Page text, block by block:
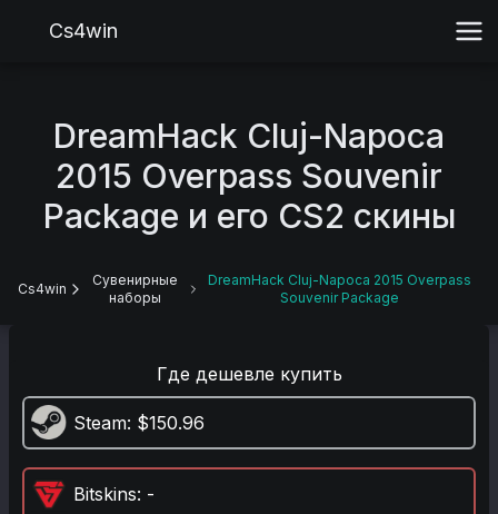
Cs4win
DreamHack Cluj-Napoca
2015 Overpass Souvenir
Package и его CS2 скины
Cs4win
Сувенирные
наборы
DreamHack Cluj-Napoca 2015 Overpass
Souvenir Package
Где дешевле купить
Steam: $150.96
Bitskins: -